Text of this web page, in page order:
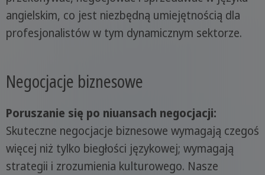
angielskim, co jest niezbędną umiejętnością dla
profesjonalistów w tym dynamicznym sektorze.
Negocjacje biznesowe
Poruszanie się po niuansach negocjacji:
Skuteczne negocjacje biznesowe wymagają czegoś
więcej niż tylko biegłości językowej; wymagają
strategii i zrozumienia kulturowego. Nasze